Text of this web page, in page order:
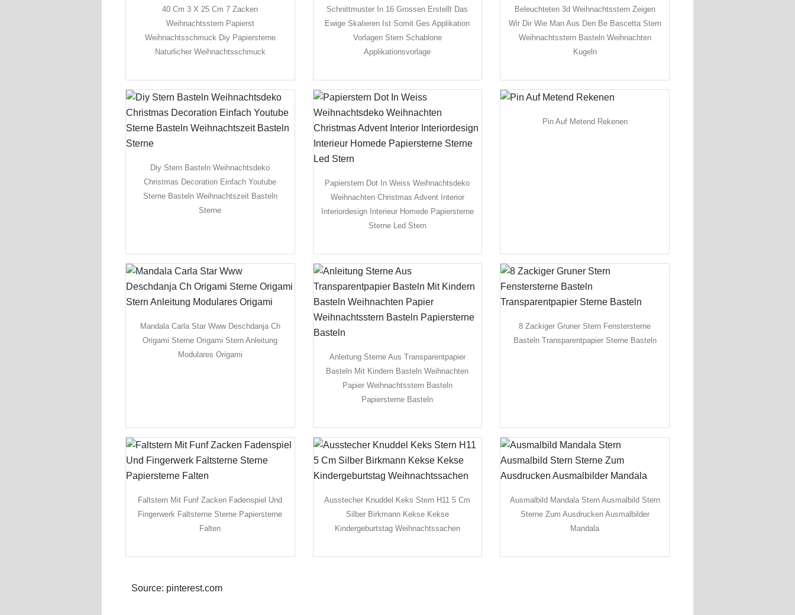
40 Cm 3 X 25 Cm 7 Zacken
Weihnachtsstern Papierst
Weihnachtsschmuck Diy Papiersterne
Naturlicher Weihnachtsschmuck
Schnittmuster In 16 Grossen Erstellt Das
Ewige Skalieren Ist Somit Ges Applikation
Vorlagen Stern Schablone
Applikationsvorlage
Beleuchteten 3d Weihnachtsstern Zeigen
Wir Dir Wie Man Aus Den Be Bascetta Stern
Weihnachtsstern Basteln Weihnachten
Kugeln
Diy Stern Basteln Weihnachtsdeko
Christmas Decoration Einfach Youtube
Sterne Basteln Weihnachtszeit Basteln
Sterne
Papierstern Dot In Weiss Weihnachtsdeko
Weihnachten Christmas Advent Interior
Interiordesign Interieur Homede Papiersterne
Sterne Led Stern
Pin Auf Metend Rekenen
Mandala Carla Star Www Deschdanja Ch
Origami Sterne Origami Stern Anleitung
Modulares Origami
Anleitung Sterne Aus Transparentpapier
Basteln Mit Kindern Basteln Weihnachten
Papier Weihnachtsstern Basteln
Papiersterne Basteln
8 Zackiger Gruner Stern Fenstersterne
Basteln Transparentpapier Sterne Basteln
Faltstern Mit Funf Zacken Fadenspiel Und
Fingerwerk Faltsterne Sterne Papiersterne
Falten
Ausstecher Knuddel Keks Stern H11 5 Cm
Silber Birkmann Kekse Kekse
Kindergeburtstag Weihnachtssachen
Ausmalbild Mandala Stern Ausmalbild Stern
Sterne Zum Ausdrucken Ausmalbilder
Mandala
Source: pinterest.com